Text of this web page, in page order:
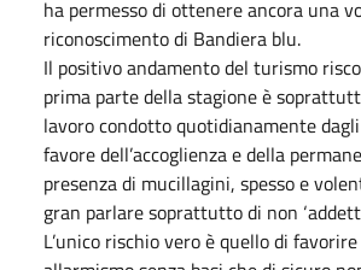
ha permesso di ottenere ancora una
riconoscimento di Bandiera blu.
Il positivo andamento del turismo
prima parte della stagione è
lavoro condotto quotidianamente
favore dell’accoglienza e della
presenza di mucillagini, spesso e
gran parlare soprattutto di non
L’unico rischio vero è quello di